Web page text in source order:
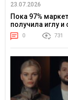
23.07.2026
Пока 97%
получила иглу и
0 731